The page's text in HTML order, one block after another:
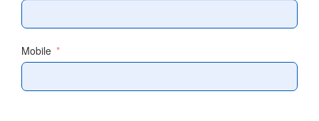
Mobile